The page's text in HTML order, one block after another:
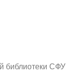
библиотеки СФУ